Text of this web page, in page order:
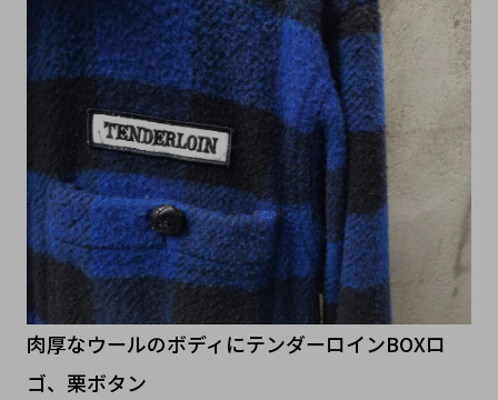
肉厚なウールのボディにテンダーロインBOXロ
ゴ、栗ボタン